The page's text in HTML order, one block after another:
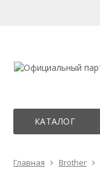
КАТАЛОГ
Главная Brother